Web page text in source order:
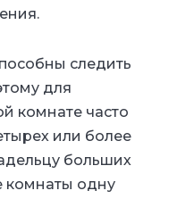
следить
для
комнате часто
или более
больших
комнаты одну